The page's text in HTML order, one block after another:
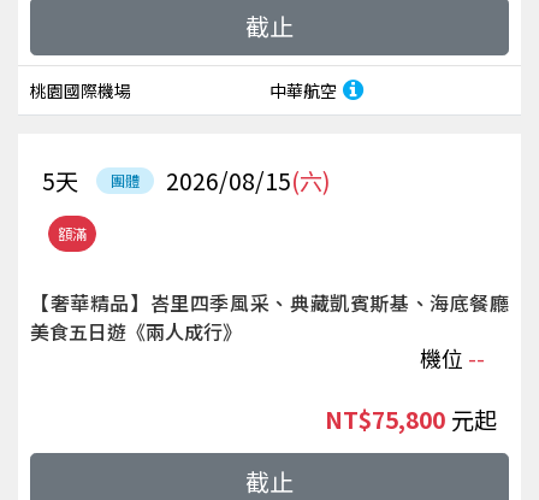
桃園國際機場 中華航空
截止
額滿
團體 2026/08/15(六)
5天
【奢華精品】峇里四季風采、典藏凱賓斯基、海底餐廳
美食五日遊《兩人成行》
機位 --
NT$75,800 起
截止